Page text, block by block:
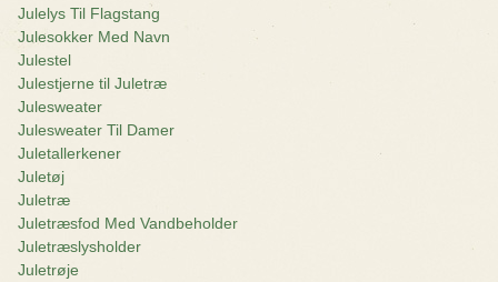
Julelys Til Flagstang
Julesokker Med Navn
Julestel
Julestjerne til Juletræ
Julesweater
Julesweater Til Damer
Juletallerkener
Juletøj
Juletræ
Juletræsfod Med Vandbeholder
Juletræslysholder
Juletrøje